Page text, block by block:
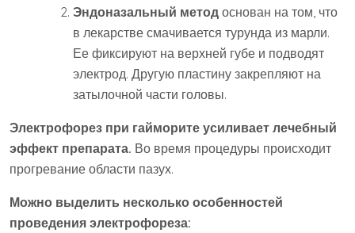
Эндоназальный метод основан на том, что
в лекарстве смачивается турунда из марли.
Ее фиксируют на верхней губе и подводят
электрод. Другую пластину закрепляют на
затылочной части головы.
Электрофорез при гайморите усиливает лечебный
эффект препарата. Во время процедуры происходит
прогревание области пазух.
Можно выделить несколько особенностей
проведения электрофореза: